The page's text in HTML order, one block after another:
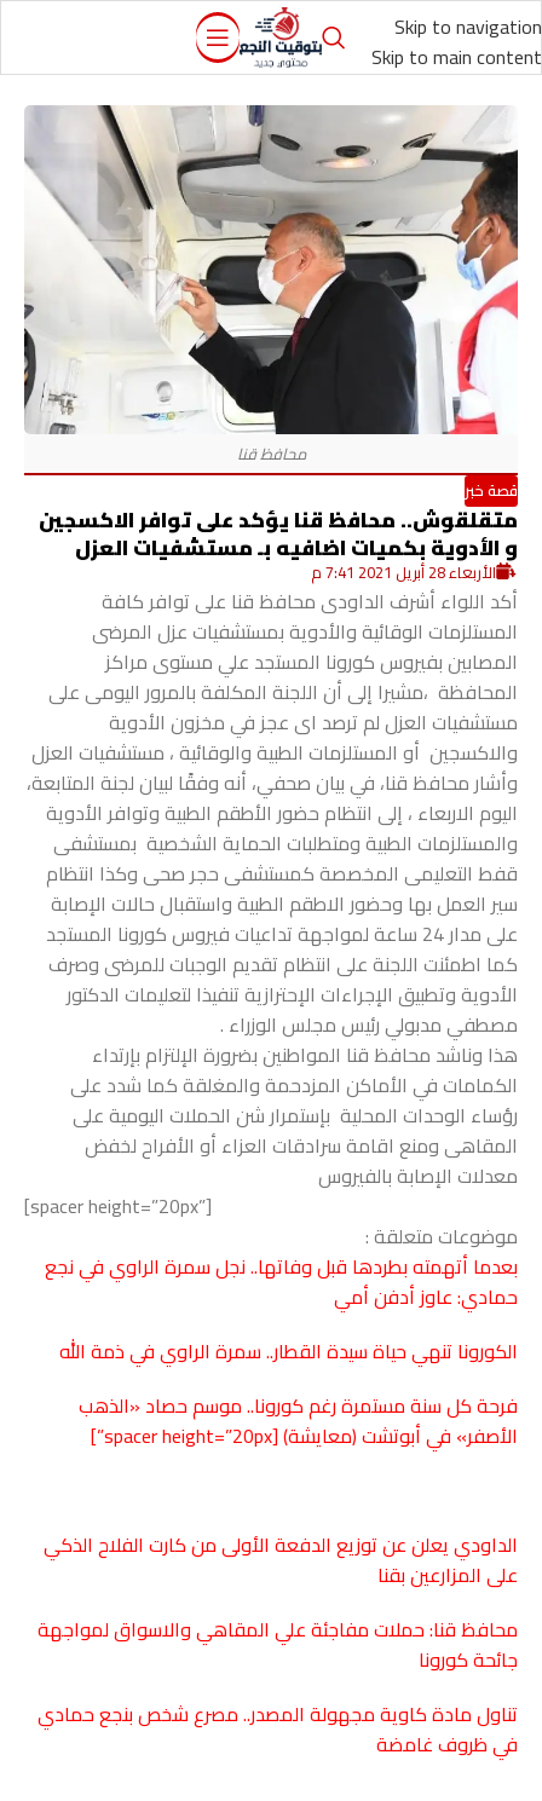
Skip to navigation
Skip to main content
قصة خبر
متقلقوش.. محافظ قنا يؤكد على توافر الاكسجين
و الأدوية بكميات اضافيه بـ مستشفيات العزل
الأربعاء 28 أبريل 2021 7:41 م
أكد اللواء أشرف الداودى محافظ قنا على توافر كافة
المستلزمات الوقائية والأدوية بمستشفيات عزل المرضى
المصابين بفيروس كورونا المستجد علي مستوى مراكز
المحافظة ،مشيرا إلى أن اللجنة المكلفة بالمرور اليومى على
مستشفيات العزل لم ترصد اى عجز في مخزون الأدوية
والاكسجين أو المستلزمات الطبية والوقائية ، مستشفيات العزل
وأشار محافظ قنا، في بيان صحفي، أنه وفقًا لبيان لجنة المتابعة،
اليوم الاربعاء ، إلى انتظام حضور الأطقم الطبية وتوافر الأدوية
والمستلزمات الطبية ومتطلبات الحماية الشخصية بمستشفى
قفط التعليمى المخصصة كمستشفى حجر صحى وكذا انتظام
سير العمل بها وحضور الاطقم الطبية واستقبال حالات الإصابة
على مدار 24 ساعة لمواجهة تداعيات فيروس كورونا المستجد
كما اطمئنت اللجنة على انتظام تقديم الوجبات للمرضى وصرف
الأدوية وتطبيق الإجراءات الإحترازية تنفيذا لتعليمات الدكتور
مصطفي مدبولي رئيس مجلس الوزراء .
هذا وناشد محافظ قنا المواطنين بضرورة الإلتزام بإرتداء
الكمامات في الأماكن المزدحمة والمغلقة كما شدد على
رؤساء الوحدات المحلية بإستمرار شن الحملات اليومية على
المقاهى ومنع اقامة سرادقات العزاء أو الأفراح لخفض
معدلات الإصابة بالفيروس
[spacer height=”20px”]
موضوعات متعلقة :
بعدما أتهمته بطردها قبل وفاتها.. نجل سمرة الراوي في نجع
حمادي: عاوز أدفن أمي
الكورونا تنهي حياة سيدة القطار.. سمرة الراوي في ذمة الله
فرحة كل سنة مستمرة رغم كورونا.. موسم حصاد «الذهب
الأصفر» في أبوتشت (معايشة)[spacer height=”20px”]
الداودي يعلن عن توزيع الدفعة الأولى من كارت الفلاح الذكي
على المزارعين بقنا
محافظ قنا: حملات مفاجئة علي المقاهي والاسواق لمواجهة
جائحة كورونا
تناول مادة كاوية مجهولة المصدر.. مصرع شخصبنجع حمادي
في ظروف غامضة